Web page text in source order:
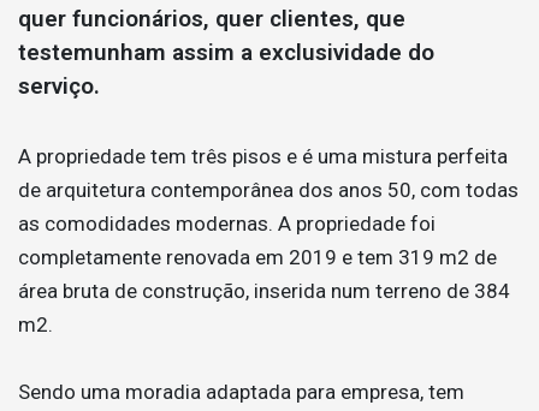
quer funcionários, quer clientes, que
testemunham assim a exclusividade do
serviço.
A propriedade tem três pisos e é uma mistura perfeita
de arquitetura contemporânea dos anos 50, com todas
as comodidades modernas. A propriedade foi
completamente renovada em 2019 e tem 319 m2 de
área bruta de construção, inserida num terreno de 384
m2.
Sendo uma moradia adaptada para empresa, tem